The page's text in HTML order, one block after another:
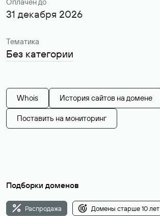
31 декабря 2026
Тематика
Без категории
Whois История сайтов на домене
Поставить на мониторинг
Подборки доменов
Распродажа Домены старше 10 лет